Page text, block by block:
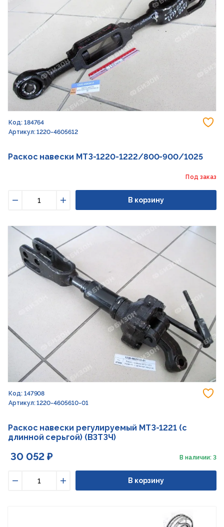
Код: 184764
Артикул: 1220-4605612
Раскос навески МТЗ-1220-1222/800-900/1025
Под заказ
Увеличить
В корзину
Код: 147908
Артикул: 1220-4605610-01
Раскос навески регулируемый МТЗ-1221 (с
длинной серьгой) (ВЗТЗЧ)
30 052 ₽ В наличии: 3
Увеличить
В корзину